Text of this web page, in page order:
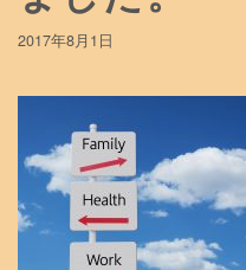
2017年8月1日